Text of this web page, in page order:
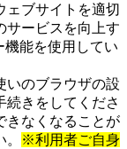
ェブサイトを適切
サービスを向上す
機能を使用してい
いのブラウザの設
続きをしてくださ
きなくなることが
※利用者ご自身